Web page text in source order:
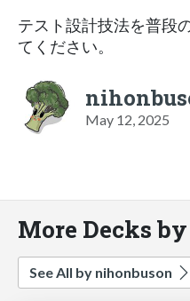
テスト設計技法を普段
てください。
May 12, 2025
More Decks
See All by nihonbuson